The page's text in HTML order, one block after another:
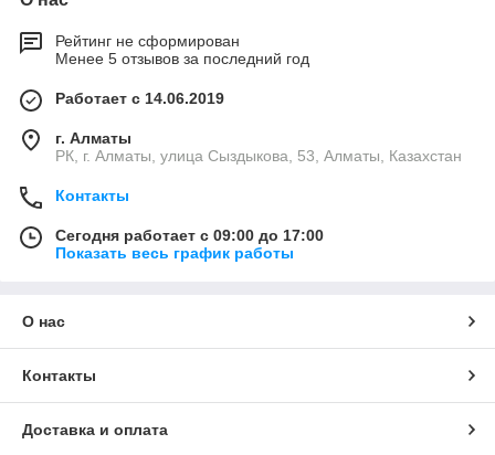
Рейтинг не сформирован
Менее 5 отзывов за последний год
Работает с 14.06.2019
г. Алматы
РК, г. Алматы, улица Сыздыкова, 53, Алматы, Казахстан
Контакты
Сегодня работает с 09:00 до 17:00
Показать весь график работы
О нас
Контакты
Доставка и оплата